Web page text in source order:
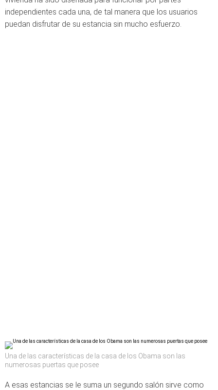
independientes cada una, de tal manera que los usuarios
puedan disfrutar de su estancia sin mucho esfuerzo.
Una de las características de la casa de los Obama son las
numerosas puertas que posee
A esas estancias se le suma un segundo salón sirve como